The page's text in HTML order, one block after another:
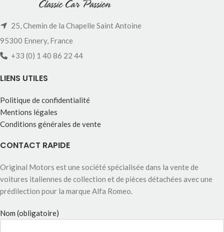
25, Chemin de la Chapelle Saint Antoine
95300 Ennery, France
+33 (0) 1 40 86 22 44
LIENS UTILES
Politique de confidentialité
Mentions légales
Conditions générales de vente
CONTACT RAPIDE
Original Motors est une société spécialisée dans la vente de
voitures italiennes de collection et de pièces détachées avec une
prédilection pour la marque Alfa Romeo.
Nom (obligatoire)